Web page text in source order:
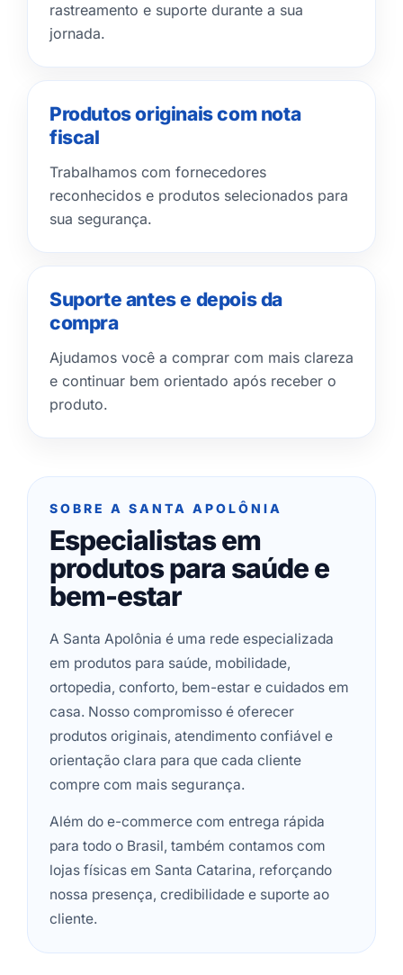
rastreamento e suporte durante a sua
jornada.
Produtos originais com nota
fiscal
Trabalhamos com fornecedores
reconhecidos e produtos selecionados para
sua segurança.
Suporte antes e depois da
compra
Ajudamos você a comprar com mais clareza
e continuar bem orientado após receber o
produto.
SOBRE A SANTA APOLÔNIA
Especialistas em
produtos para saúde e
bem-estar
A Santa Apolônia é uma rede especializada
em produtos para saúde, mobilidade,
ortopedia, conforto, bem-estar e cuidados em
casa. Nosso compromisso é oferecer
produtos originais, atendimento confiável e
orientação clara para que cada cliente
compre com mais segurança.
Além do e-commerce com entrega rápida
para todo o Brasil, também contamos com
lojas físicas em Santa Catarina, reforçando
nossa presença, credibilidade e suporte ao
cliente.